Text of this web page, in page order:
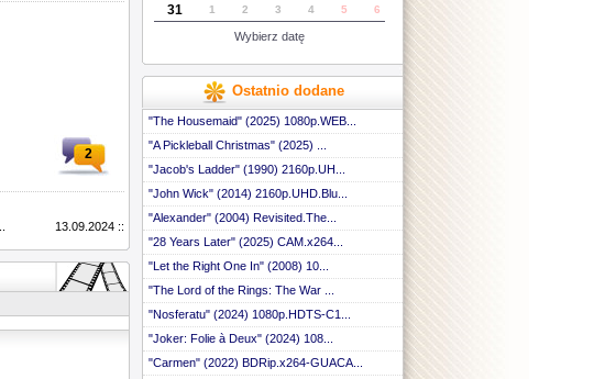
31
1 2 3 4 5 6
Wybierz datę
Ostatnio dodane
"The Housemaid" (2025) 1080p.WEB...
"A Pickleball Christmas" (2025) ...
"Jacob's Ladder" (1990) 2160p.UH...
"John Wick" (2014) 2160p.UHD.Blu...
"Alexander" (2004) Revisited.The...
"28 Years Later" (2025) CAM.x264...
"Let the Right One In" (2008) 10...
"The Lord of the Rings: The War ...
"Nosferatu" (2024) 1080p.HDTS-C1...
"Joker: Folie à Deux" (2024) 108...
"Carmen" (2022) BDRip.x264-GUACA...
2
13.09.2024 ::